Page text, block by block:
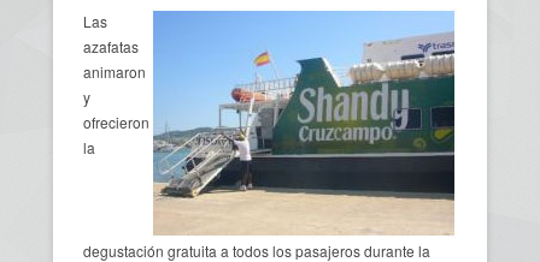
Las
azafatas
animaron
y
ofrecieron
la
degustación gratuita a todos los pasajeros durante la